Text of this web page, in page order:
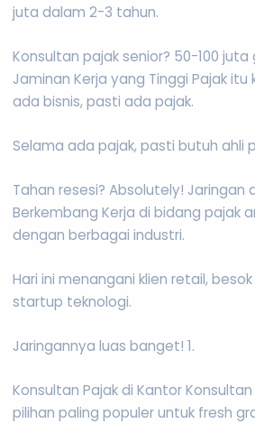
juta dalam 2-3 tahun.
Konsultan pajak senior? 50-100 juta
Jaminan Kerja yang Tinggi Pajak
ada bisnis, pasti ada pajak.
Selama ada pajak, pasti butuh ahli
Tahan resesi? Absolutely! Jaringan
Berkembang Kerja di bidang pajak
dengan berbagai industri.
Hari ini menangani klien retail,
startup teknologi.
Jaringannya luas banget! 1.
Konsultan Pajak di Kantor Konsultan
pilihan paling populer untuk fresh